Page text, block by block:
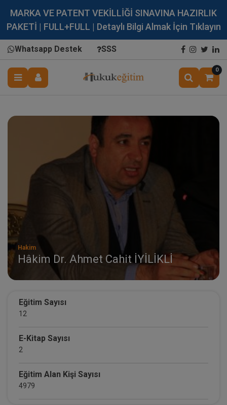
MARKA VE PATENT VEKİLLİĞİ SINAVINA HAZIRLIK
PAKETİ | FULL+FULL | Detaylı Bilgi Almak İçin Tıklayın
Whatsapp Destek SSS
0
Hakim
Hâkim Dr. Ahmet Cahit İYİLİKLİ
Eğitim Sayısı
12
E-Kitap Sayısı
2
Eğitim Alan Kişi Sayısı
4979